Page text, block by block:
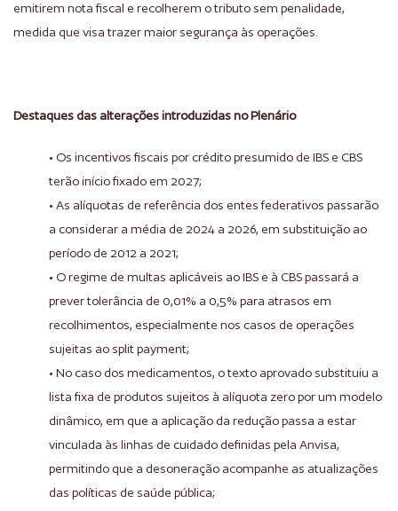
emitirem nota fiscal e recolherem o tributo sem penalidade,
medida que visa trazer maior segurança às operações.
Destaques das alterações introduzidas no Plenário
• Os incentivos fiscais por crédito presumido de IBS e CBS
terão início fixado em 2027;
• As alíquotas de referência dos entes federativos passarão
a considerar a média de 2024 a 2026, em substituição ao
período de 2012 a 2021;
• O regime de multas aplicáveis ao IBS e à CBS passará a
prever tolerância de 0,01% a 0,5% para atrasos em
recolhimentos, especialmente nos casos de operações
sujeitas ao split payment;
• No caso dos medicamentos, o texto aprovado substituiu a
lista fixa de produtos sujeitos à alíquota zero por um modelo
dinâmico, em que a aplicação da redução passa a estar
vinculada às linhas de cuidado definidas pela Anvisa,
permitindo que a desoneração acompanhe as atualizações
das políticas de saúde pública;